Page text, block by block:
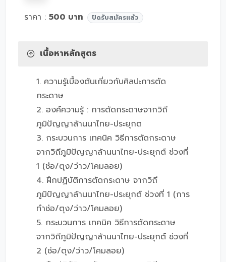
ราคา : 500 บาท ปิดรับสมัครแล้ว
เนื้อหาหลักสูตร
1. ความรู้เบื้องต้นเกี่ยวกับศิลปะการตัด
กระดาษ
2. องค์ความรู้ : การตัดกระดาษจากวิถี
ภูมิปัญญาล้านนาไทย-ประยุกต
3. กระบวนการ เทคนิค วิธีการตัดกระดาษ
จากวิถีภูมิปัญญาล้านนาไทย-ประยุกต์ ช่วงที่
1 (ช่อ/ตุง/ว่าว/โคมลอย)
4. ฝึกปฏิบัติการตัดกระดาษ จากวิถี
ภูมิปัญญาล้านนาไทย-ประยุกต์ ช่วงที่ 1 (การ
ทำช่อ/ตุง/ว่าว/โคมลอย)
5. กระบวนการ เทคนิค วิธีการตัดกระดาษ
จากวิถีภูมิปัญญาล้านนาไทย-ประยุกต์ ช่วงที่
2 (ช่อ/ตุง/ว่าว/โคมลอย)